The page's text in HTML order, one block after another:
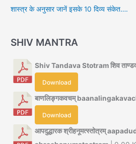
शास्त्र के अनुसार जानें इसके 10 दिव्य संकेत….
SHIV MANTRA
Shiv Tandava Stotram शिव
Download
बाणलिङ्गकवचम्
Download
आपदुद्धारक श्रीहनूमत्स्तोत्रम्